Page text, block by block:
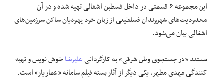
این مجموعه ۶ قسمتی در داخل فسطین اشغالی تهیه شده و در آن
محدودیت‌های شهروندان فسلطینی از زبان خود یهودیان ساکن سرزمین‌های
اشغالی بیان می‌شود.
مستند «در جستجوی وطن شرقی» به کارگردانیعلیرضاخوش نویس و تهیه
کنندگی مهدی مطهر، یکی دیگر از آثار بسته فیلم سامانه «عماریار» است.